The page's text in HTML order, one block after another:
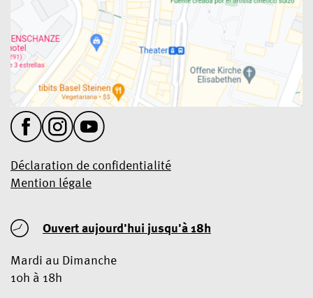
Déclaration de confidentialité
Mention légale
Ouvert aujourd'hui jusqu'à 18h
Mardi au Dimanche
10h à 18h